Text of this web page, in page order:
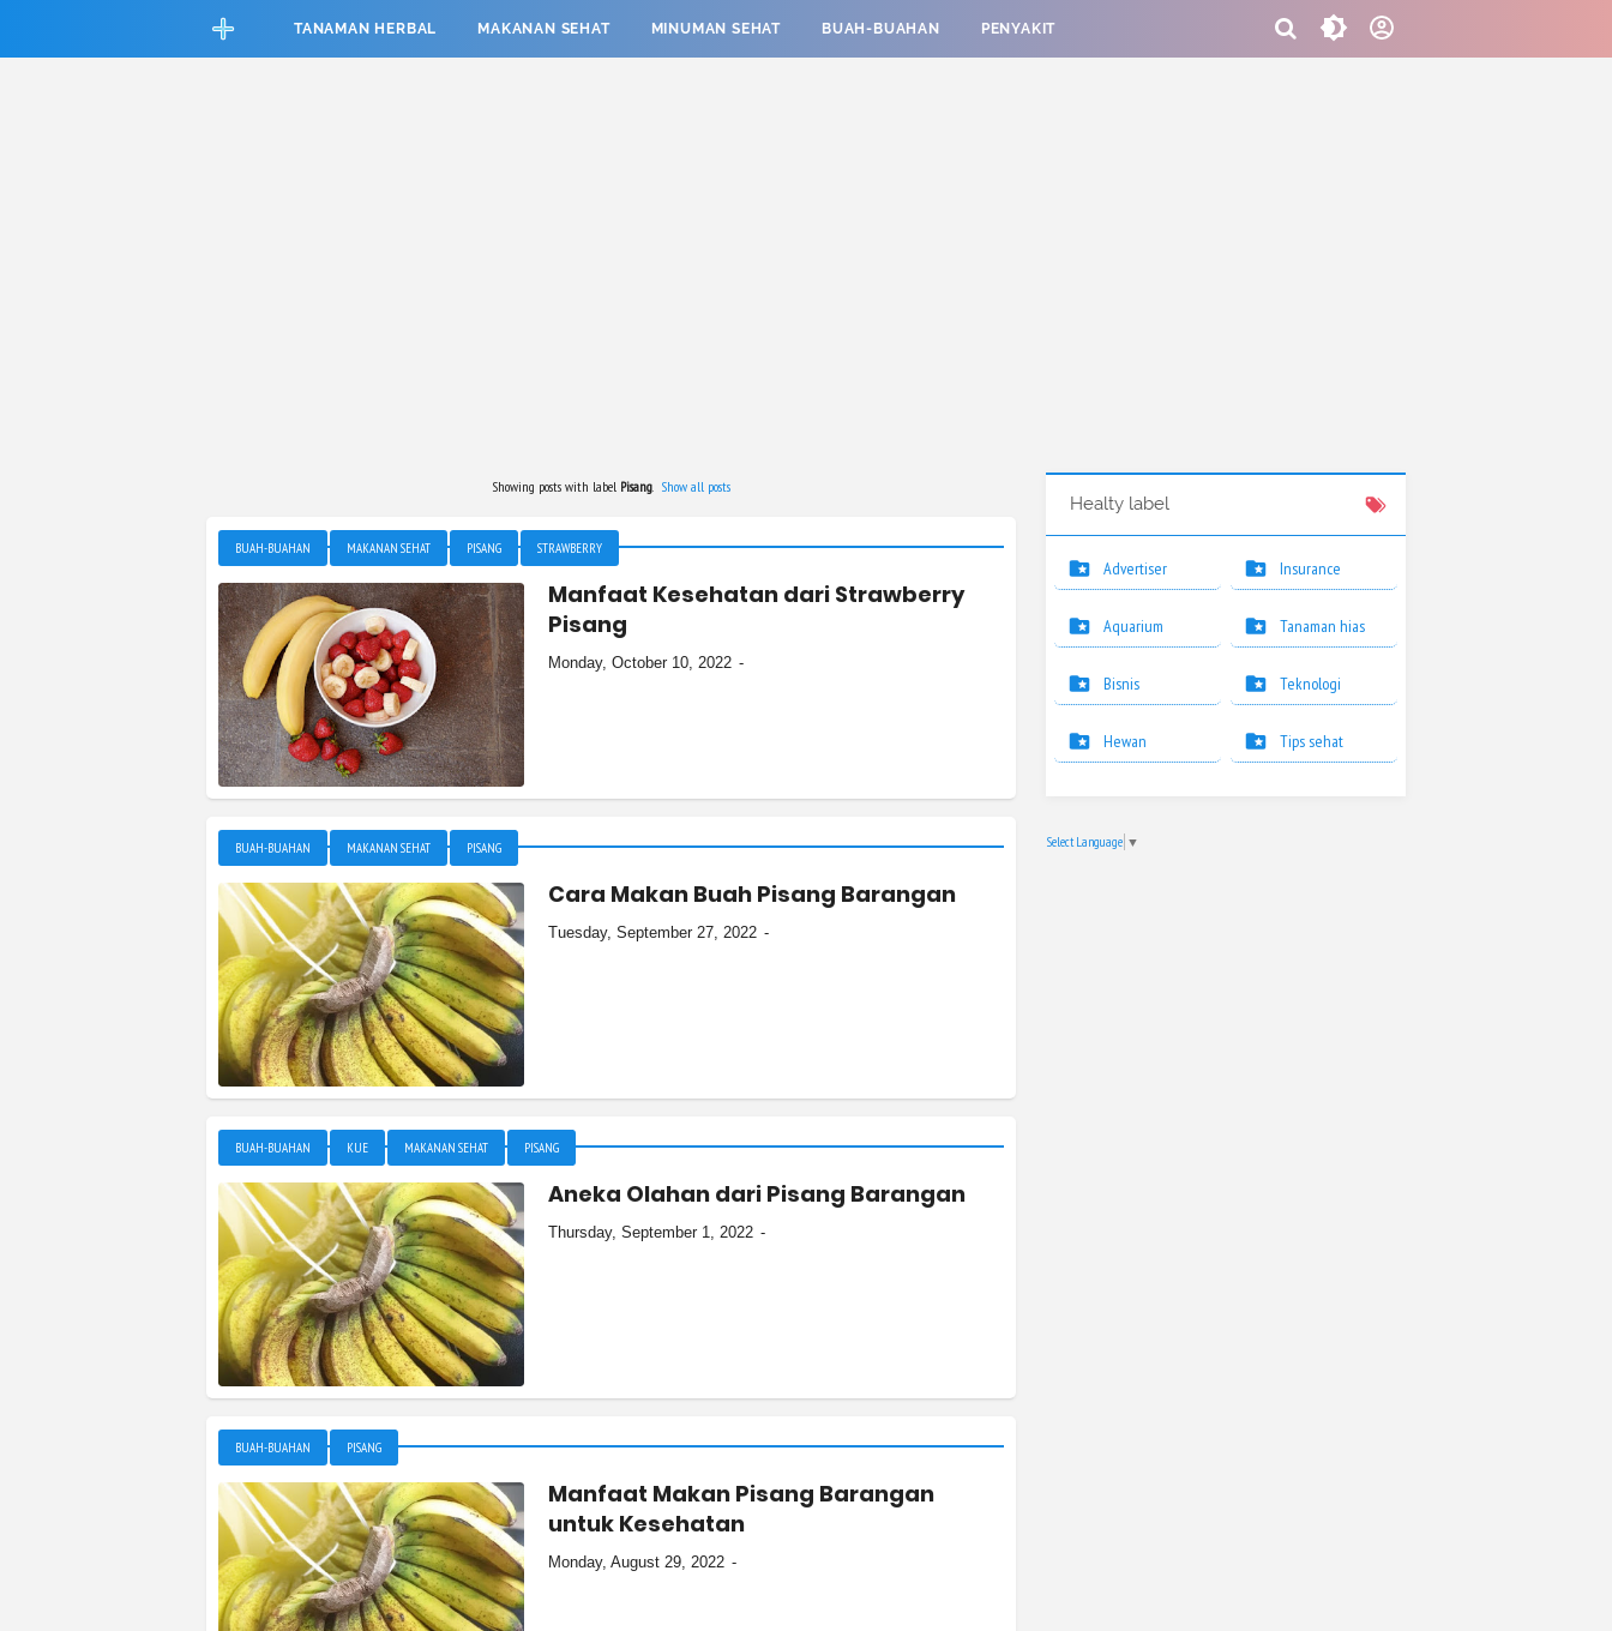
TANAMAN HERBAL
MAKANAN SEHAT MINUMAN SEHAT BUAH-BUAHAN PENYAKIT
Showing posts with label Pisang. Show all posts
BUAH-BUAHAN MAKANAN SEHAT PISANG STRAWBERRY
Manfaat Kesehatan dari Strawberry
Pisang
Monday, October 10, 2022
BUAH-BUAHAN MAKANAN SEHAT PISANG
Cara Makan Buah Pisang Barangan
Tuesday, September 27, 2022
BUAH-BUAHAN KUE MAKANAN SEHAT PISANG
Aneka Olahan dari Pisang Barangan
Thursday, September 1, 2022
BUAH-BUAHAN PISANG
Manfaat Makan Pisang Barangan
untuk Kesehatan
Monday, August 29, 2022
Healty label
Advertiser
Aquarium
Bisnis
Hewan
Insurance
Tanaman hias
Teknologi
Tips sehat
Select Language ▼